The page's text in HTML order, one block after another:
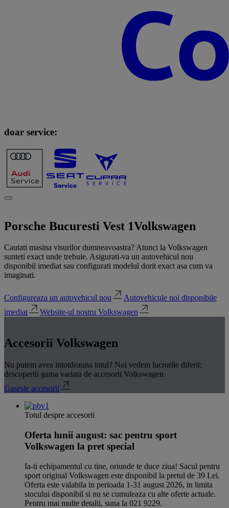
doar service:
Porsche Bucuresti Vest 1Volkswagen
Cautati masina visurilor dumneavoastra? Atunci la Volkswagen
sunteti exact unde trebuie. Asigurati-va un autovehicul nou
disponibil imediat sau configurati modelul dorit exact asa cum va
imaginati.
Configureaza un autovehicul nou
Autovehicule noi disponibile
imediat
Website-ul nostru Volkswagen
Accesorii Volkswagen
Nu putem avea intotdeauna totul? Noi vedem lucrurile diferit:
descoperiti gama variata de accesorii Volkswagen.
Gaseste accesorii
Totul despre accesorii
Oferta lunii august: sac pentru sport
Volkswagen la pret special
Ia-ti echipamentul cu tine, oriunde te duce ziua! Sacul pentru
sport original Volkswagen este disponibil la pretul de 39 Lei.
Oferta este valabila in perioada 1-31 august 2026, in limita
stocului disponibil si nu se cumuleaza cu alte oferte actuale.
Pentru mai multe detalii, suna la 021 9229.